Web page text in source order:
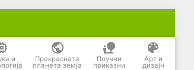
и Прекрасната
планета земја
Поучни
приказни
Арт и
дизајн